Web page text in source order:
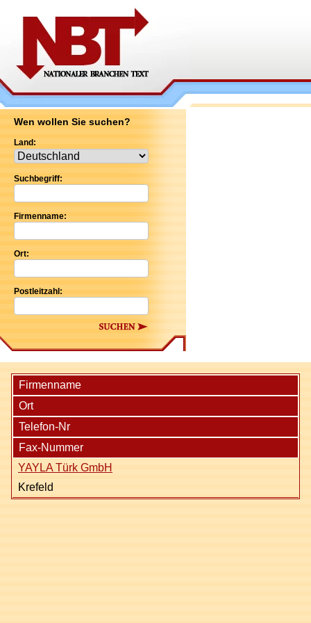
Wen wollen Sie suchen?
Land:
Suchbegriff:
Firmenname:
Ort:
Postleitzahl:
Suchen
Firmenname
Ort
Telefon-Nr
Fax-Nummer
YAYLA Türk GmbH
Krefeld